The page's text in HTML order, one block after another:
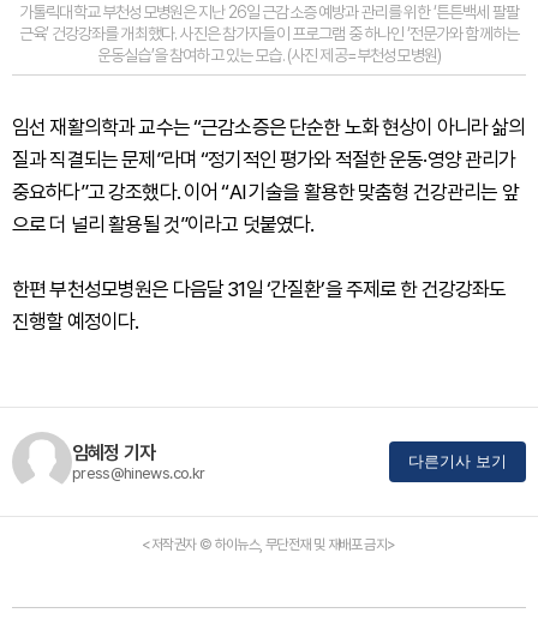
가톨릭대학교 부천성모병원은 지난 26일 근감소증 예방과 관리를 위한 ‘튼튼백세 팔팔
근육’ 건강강좌를 개최했다. 사진은 참가자들이 프로그램 중 하나인 ‘전문가와 함께하는
운동실습’을 참여하고 있는 모습. (사진 제공=부천성모병원)
임선 재활의학과 교수는 “근감소증은 단순한 노화 현상이 아니라 삶의
질과 직결되는 문제”라며 “정기적인 평가와 적절한 운동·영양 관리가
중요하다”고 강조했다. 이어 “AI 기술을 활용한 맞춤형 건강관리는 앞
으로 더 널리 활용될 것”이라고 덧붙였다.
한편 부천성모병원은 다음달 31일 ‘간질환’을 주제로 한 건강강좌도
진행할 예정이다.
임혜정 기자
press@hinews.co.kr
다른기사 보기
<저작권자 © 하이뉴스, 무단전재 및 재배포 금지>